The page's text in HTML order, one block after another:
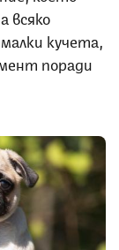
всяко
кучета,
поради